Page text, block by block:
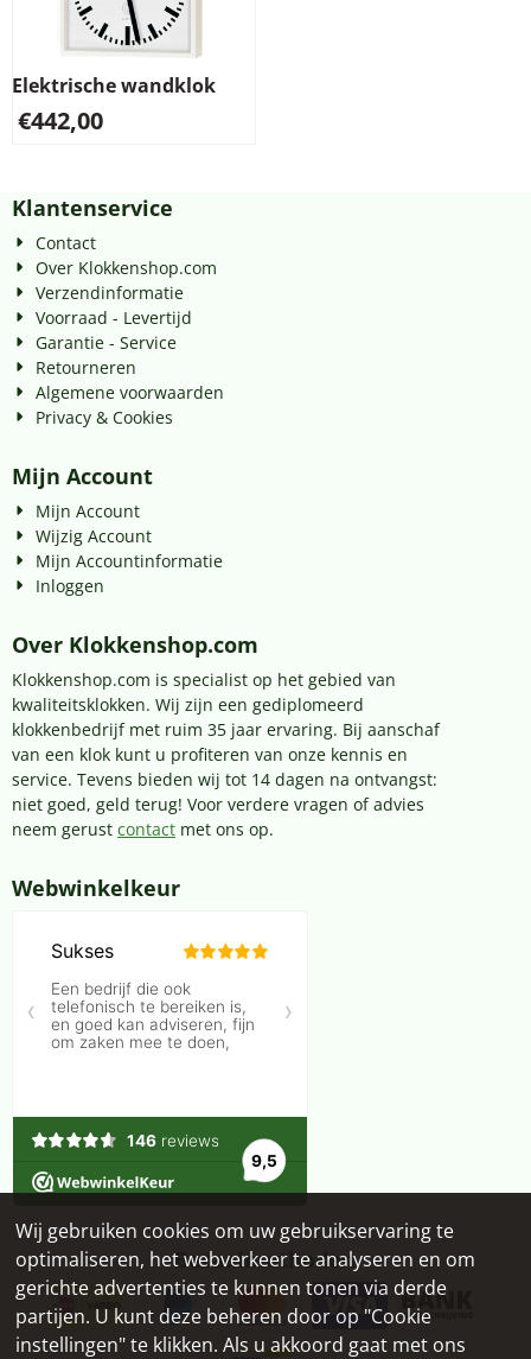
Elektrische wandklok
€442,00
Klantenservice
Contact
Over Klokkenshop.com
Verzendinformatie
Voorraad - Levertijd
Garantie - Service
Retourneren
Algemene voorwaarden
Privacy & Cookies
Mijn Account
Mijn Account
Wijzig Account
Mijn Accountinformatie
Inloggen
Over Klokkenshop.com
Klokkenshop.com is specialist op het gebied van
kwaliteitsklokken. Wij zijn een gediplomeerd
klokkenbedrijf met ruim 35 jaar ervaring. Bij aanschaf
van een klok kunt u profiteren van onze kennis en
service. Tevens bieden wij tot 14 dagen na ontvangst:
niet goed, geld terug! Voor verdere vragen of advies
neem gerust contact met ons op.
Webwinkelkeur
Betaalmethoden
Wij gebruiken cookies om uw gebruikservaring te
optimaliseren, het webverkeer te analyseren en om
gerichte advertenties te kunnen tonen via derde
partijen. U kunt deze beheren door op "Cookie
instellingen" te klikken. Als u akkoord gaat met ons